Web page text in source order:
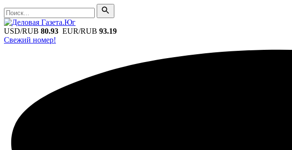
Поиск
Поиск
USD/RUB 80.93 EUR/RUB 93.19
Свежий номер!